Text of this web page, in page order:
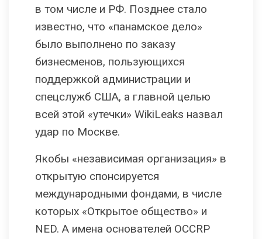
в том числе и РФ. Позднее стало
известно, что «панамское дело»
было выполнено по заказу
бизнесменов, пользующихся
поддержкой администрации и
спецслужб США, а главной целью
всей этой «утечки» WikiLeaks назвал
удар по Москве.
Якобы «независимая организация» в
открытую спонсируется
международными фондами, в числе
которых «Открытое общество» и
NED. А имена основателей OCCRP